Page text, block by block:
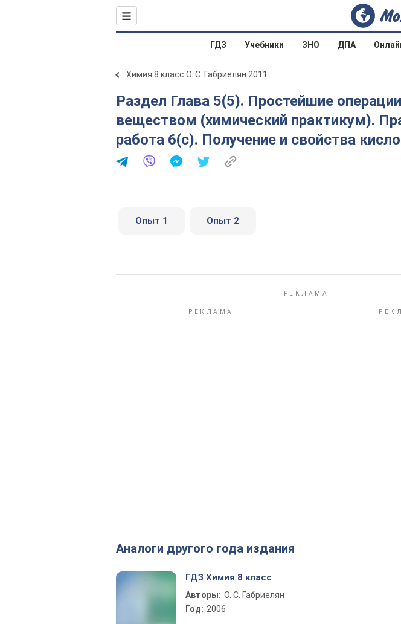
ГДЗ Учебники ЗНО ДПА
Химия 8 класс О. С. Габриелян 2011
Раздел Глава 5(5). Простейшие операции с
веществом (химический практикум).
работа 6(с). Получение и свойства
Опыт 1 Опыт 2
Аналоги другого года издания
ГДЗ Химия 8 класс
Авторы: О. С. Габриелян
Год: 2006